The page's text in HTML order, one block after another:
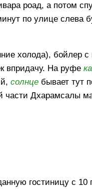
роад, а потом
по улице слева
холода), бойлер
впридачу. На руфе
солнце бывает тут
части Дхарамсалы
гостиницу с 10